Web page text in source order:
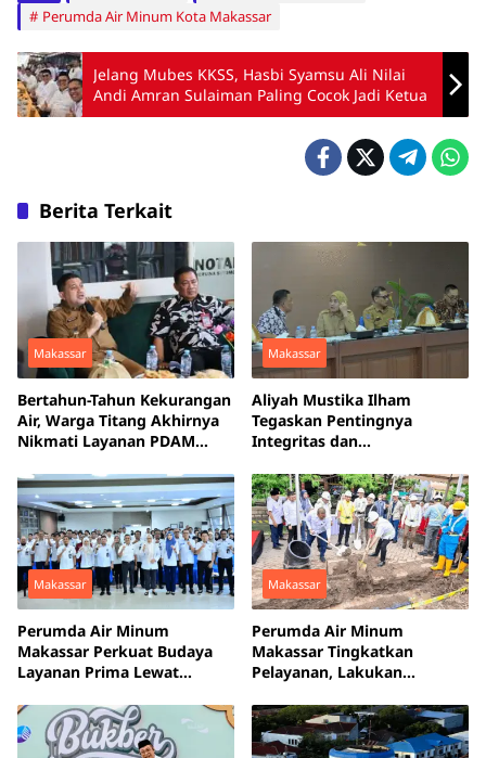
Perumda Air Minum Kota Makassar
Jelang Mubes KKSS, Hasbi Syamsu Ali Nilai
Andi Amran Sulaiman Paling Cocok Jadi Ketua
Berita Terkait
Makassar
Bertahun-Tahun Kekurangan
Air, Warga Titang Akhirnya
Nikmati Layanan PDAM
Makassar
Aliyah Mustika Ilham
Tegaskan Pentingnya
Integritas dan
PDAM Makassar
Makassar
Perumda Air Minum
Makassar Perkuat Budaya
Layanan Prima Lewat
Makassar
Perumda Air Minum
Makassar Tingkatkan
Pelayanan, Lakukan
Pipa Baru